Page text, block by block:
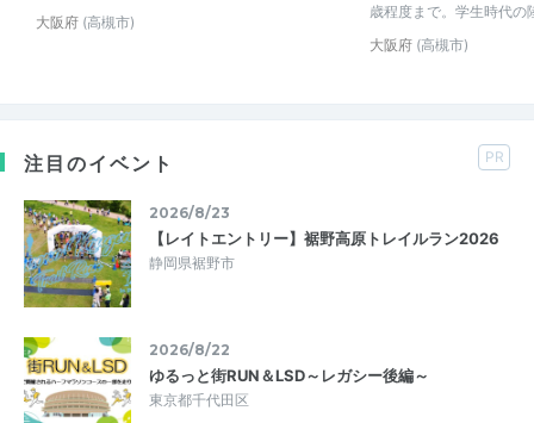
大阪府 (高槻市)
歳程度まで。学生時代の
大阪府 (高槻市)
注目のイベント PR
2026/8/23
【レイトエントリー】裾野高原トレイルラン2026
静岡県裾野市
2026/8/22
ゆるっと街RUN＆LSD～レガシー後編～
東京都千代田区